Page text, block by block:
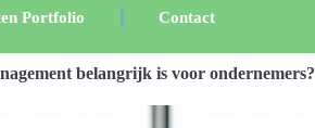
Portfolio Contact
belangrijk is voor ondernemers?